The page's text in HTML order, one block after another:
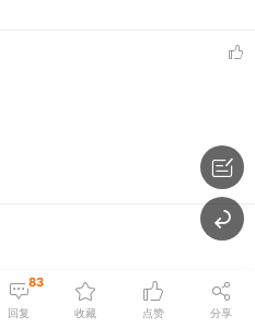
回复
83
收藏 点赞 分享